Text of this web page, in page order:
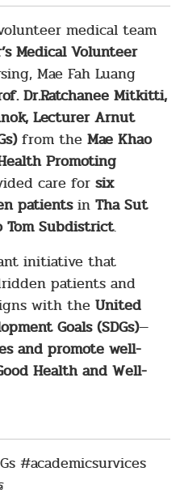
medical team
Medical Volunteer
Mae Fah Luang
Dr.Ratchanee Mitkitti,
Lecturer Arnut
from the Mae Khao
Promoting
care for six
patientsin Tha Sut
Tom Subdistrict.
initiative that
patients and
with the United
Goals (SDGs)—
and promote well-
Health and Well-
#academicsurvices